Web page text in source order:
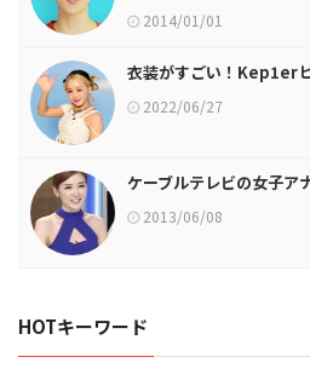
2014/01/01
衣装がすごい！Kep1er
2022/06/27
ケーブルテレビの女子ア
2013/06/08
HOTキーワード